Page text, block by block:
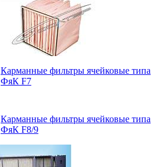
Карманные фильтры ячейковые типа
ФяК F7
Карманные фильтры ячейковые типа
ФяК F8/9